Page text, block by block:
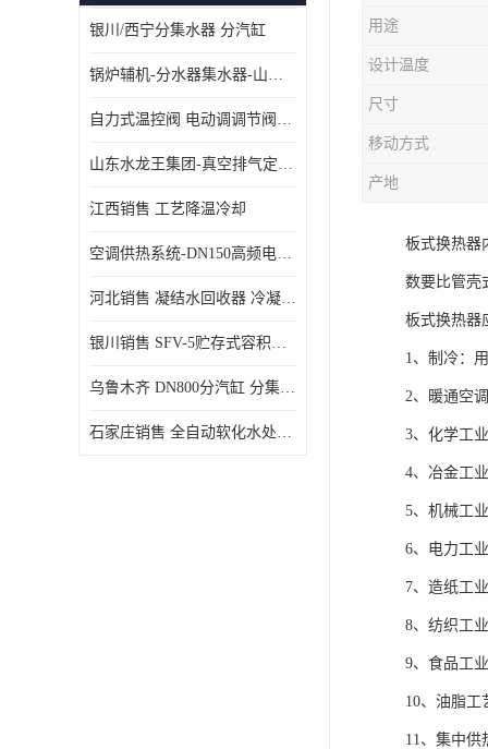
银川/西宁分集水器 分汽缸
锅炉辅机-分水器集水器-山东龙源供热设备
自力式温控阀 电动调调节阀温控阀-济南张夏水暖设备
山东水龙王集团-真空排气定压机组
江西销售 工艺降温冷却
空调供热系统-DN150高频电子水除垢仪
河北销售 凝结水回收器 冷凝水回收器
银川销售 SFV-5贮存式容积式换热器
乌鲁木齐 DN800分汽缸 分集水器
石家庄销售 全自动软化水处理器
用途
设计温度
尺寸
移动方式
产地
板式换热器
数要比管壳
板式换热器
1、制冷：
2、暖通空
3、化学工
4、冶金工
5、机械工
6、电力工
7、造纸工
8、纺织工
9、食品工
10、油脂工
11、集中供